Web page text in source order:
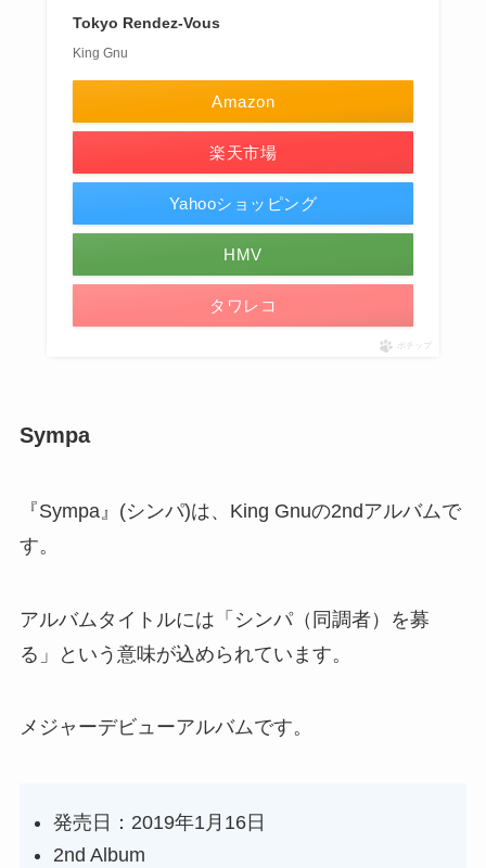
Tokyo Rendez-Vous
King Gnu
Amazon
楽天市場
Yahooショッピング
HMV
タワレコ
ポチップ
Sympa
『Sympa』(シンパ)は、King Gnuの2ndアルバムで
す。
アルバムタイトルには「シンパ（同調者）を募
る」という意味が込められています。
メジャーデビューアルバムです。
発売日：2019年1月16日
2nd Album